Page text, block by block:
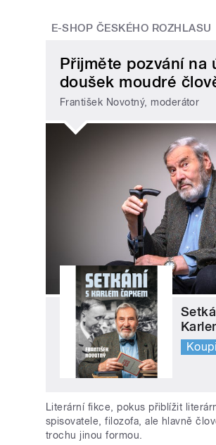
E-SHOP ČESKÉHO ROZHLASU
Přijměte pozvání na
doušek moudré
František Novotný, moderátor
Literární fikce, pokus přiblížit
spisovatele, filozofa, ale hlavně
trochu jinou formou.